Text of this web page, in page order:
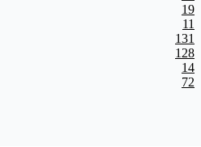
19
11
131
128
14
72